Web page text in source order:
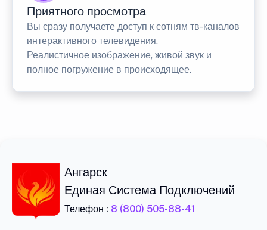
Приятного просмотра
Вы сразу получаете доступ к сотням тв-каналов
интерактивного телевидения.
Реалистичное изображение, живой звук и
полное погружение в происходящее.
Ангарск
Единая Система Подключений
Телефон : 8 (800) 505-88-41